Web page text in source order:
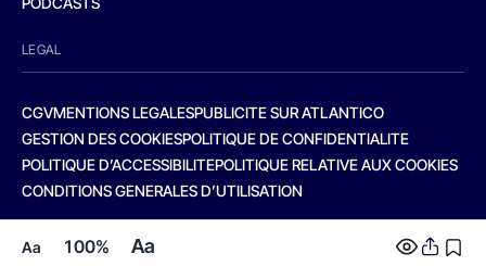
Aa 100% Aa
LEGAL
CGVMENTIONS LEGALESPUBLICITE SUR ATLANTICO
GESTION DES COOKIESPOLITIQUE DE CONFIDENTIALITE
POLITIQUE D’ACCESSIBILITEPOLITIQUE RELATIVE AUX COOKIES
CONDITIONS GENERALES D’UTILISATION